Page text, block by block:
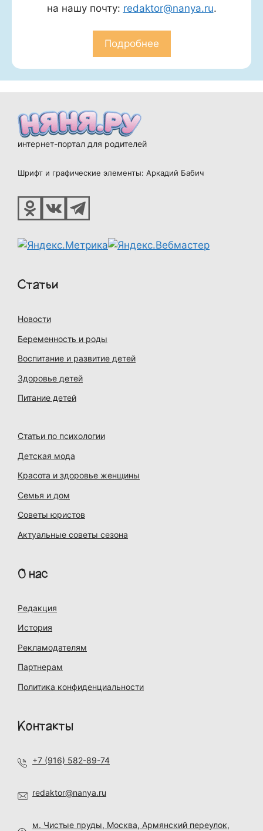
на нашу почту: redaktor@nanya.ru.
Подробнее
интернет-портал для родителей
Шрифт и графические элементы: Аркадий Бабич
Статьи
Новости
Беременность и роды
Воспитание и развитие детей
Здоровье детей
Питание детей
Статьи по психологии
Детская мода
Красота и здоровье женщины
Семья и дом
Советы юристов
Актуальные советы сезона
О нас
Редакция
История
Рекламодателям
Партнерам
Политика конфиденциальности
Контакты
+7 (916) 582-89-74
redaktor@nanya.ru
м. Чистые пруды, Москва, Армянский переулок,